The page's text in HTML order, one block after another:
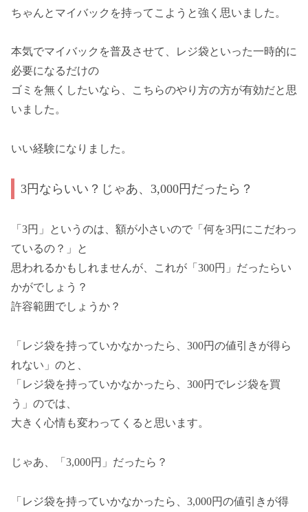
ちゃんとマイバックを持ってこようと強く思いました。
本気でマイバックを普及させて、レジ袋といった一時的に
必要になるだけの
ゴミを無くしたいなら、こちらのやり方の方が有効だと思
いました。
いい経験になりました。
3円ならいい？じゃあ、3,000円だったら？
「3円」というのは、額が小さいので「何を3円にこだわっ
ているの？」と
思われるかもしれませんが、これが「300円」だったらい
かがでしょう？
許容範囲でしょうか？
「レジ袋を持っていかなかったら、300円の値引きが得ら
れない」のと、
「レジ袋を持っていかなかったら、300円でレジ袋を買
う」のでは、
大きく心情も変わってくると思います。
じゃあ、「3,000円」だったら？
「レジ袋を持っていかなかったら、3,000円の値引きが得